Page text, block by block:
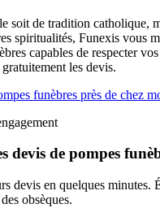
soit de tradition catholique,
spiritualités, Funexis vous
capables de respecter
les devis.
funèbres près de chez
devis de pompes
devis en quelques minutes.
obsèques.